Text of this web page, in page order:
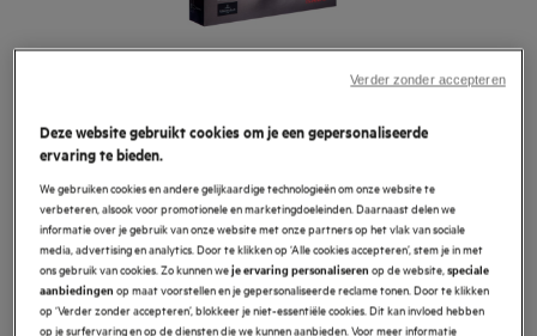
A9SZGB01
Glazenrek
2.3 (6)
Productvoordelen
Met het glazenrek van AEG kan je zelfs de meest delicate glazen in je
Deze website gebruikt cookies om je een gepersonaliseerde
ervaring te bieden.
We gebruiken cookies en andere gelijkaardige technologieën om onze website te
verbeteren, alsook voor promotionele en marketingdoeleinden. Daarnaast delen we
informatie over je gebruik van onze website met onze partners op het vlak van sociale
media, advertising en analytics. Door te klikken op ‘Alle cookies accepteren’, stem je in met
ons gebruik van cookies. Zo kunnen weje ervaring personaliseren op de website,speciale
aanbiedingen op maat voorstellen en je gepersonaliseerde reclame tonen. Door te klikken
op ‘Verder zonder accepteren’, blokkeer je niet-essentiële cookies. Dit kan invloed hebben
op je surfervaring en op de diensten die we kunnen aanbieden. Voor meer informatie
Verder zonder accepteren